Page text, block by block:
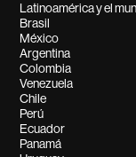
Latinoamérica y el
Brasil
México
Argentina
Colombia
Venezuela
Chile
Perú
Ecuador
Panamá